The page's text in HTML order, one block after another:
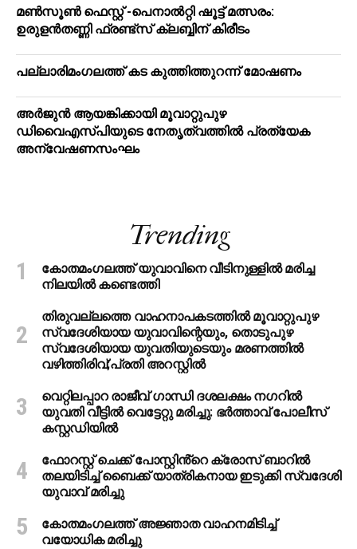
മൺസൂൺ ഫെസ്റ്റ് -പെനാൽറ്റി ഷൂട്ട് മത്സരം:
ഉരുളൻതണ്ണി ഫ്രണ്ട്സ് ക്ലബ്ബിന് കിരീടം
പ​ല്ലാ​രി​മം​ഗ​ല​ത്ത് ക​ട കു​ത്തി​ത്തുറ​ന്ന് മോ​ഷ​ണം
അര്‍ജുന്‍ ആയങ്കിക്കായി മൂവാറ്റുപുഴ
ഡിവൈഎസ്പിയുടെ നേതൃത്വത്തില്‍ പ്രത്യേക
അന്വേഷണസംഘം
Trending
കോതമംഗലത്ത് യുവാവിനെ വീടിനുള്ളിൽ മരിച്ച
നിലയിൽ കണ്ടെത്തി
തിരുവല്ലത്തെ വാഹനാപകടത്തില്‍ മൂവാറ്റുപുഴ
സ്വദേശിയായ യുവാവിന്റെയും, തൊടുപുഴ
സ്വദേശിയായ യുവതിയുടെയും മരണത്തില്‍
വഴിത്തിരിവ്;പ്രതി അറസ്റ്റില്‍
വെറ്റിലപ്പാറ രാജീവ് ഗാന്ധി ദശലക്ഷം നഗറിൽ
യുവതി വീട്ടിൽ വെട്ടേറ്റു മരിച്ചു: ഭർത്താവ് പോലീസ്
കസ്റ്റഡിയിൽ
ഫോറസ്റ്റ് ചെക്ക് പോസ്റ്റിൻ്റെ ക്രോസ് ബാറില്‍
തലയിടിച്ച് ബൈക്ക് യാത്രികനായ ഇടുക്കി സ്വദേശി
യുവാവ് മരിച്ചു
കോതമംഗലത്ത് അജ്ഞാത വാഹനമിടിച്ച്
വയോധിക മരിച്ചു